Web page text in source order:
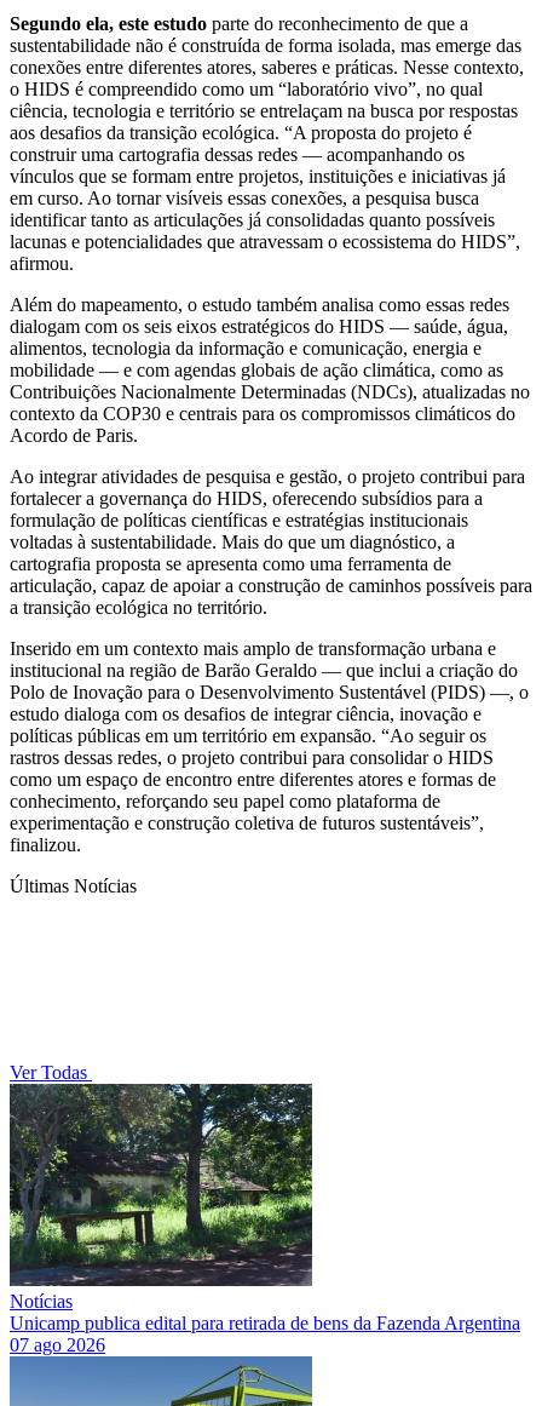
Segundo ela, este estudo parte do reconhecimento de que a
sustentabilidade não é construída de forma isolada, mas emerge das
conexões entre diferentes atores, saberes e práticas. Nesse contexto,
o HIDS é compreendido como um “laboratório vivo”, no qual
ciência, tecnologia e território se entrelaçam na busca por respostas
aos desafios da transição ecológica. “A proposta do projeto é
construir uma cartografia dessas redes — acompanhando os
vínculos que se formam entre projetos, instituições e iniciativas já
em curso. Ao tornar visíveis essas conexões, a pesquisa busca
identificar tanto as articulações já consolidadas quanto possíveis
lacunas e potencialidades que atravessam o ecossistema do HIDS”,
afirmou.
Além do mapeamento, o estudo também analisa como essas redes
dialogam com os seis eixos estratégicos do HIDS — saúde, água,
alimentos, tecnologia da informação e comunicação, energia e
mobilidade — e com agendas globais de ação climática, como as
Contribuições Nacionalmente Determinadas (NDCs), atualizadas no
contexto da COP30 e centrais para os compromissos climáticos do
Acordo de Paris.
Ao integrar atividades de pesquisa e gestão, o projeto contribui para
fortalecer a governança do HIDS, oferecendo subsídios para a
formulação de políticas científicas e estratégias institucionais
voltadas à sustentabilidade. Mais do que um diagnóstico, a
cartografia proposta se apresenta como uma ferramenta de
articulação, capaz de apoiar a construção de caminhos possíveis para
a transição ecológica no território.
Inserido em um contexto mais amplo de transformação urbana e
institucional na região de Barão Geraldo — que inclui a criação do
Polo de Inovação para o Desenvolvimento Sustentável (PIDS) —, o
estudo dialoga com os desafios de integrar ciência, inovação e
políticas públicas em um território em expansão. “Ao seguir os
rastros dessas redes, o projeto contribui para consolidar o HIDS
como um espaço de encontro entre diferentes atores e formas de
conhecimento, reforçando seu papel como plataforma de
experimentação e construção coletiva de futuros sustentáveis”,
finalizou.
Últimas Notícias
Ver Todas
Notícias
Unicamp publica edital para retirada de bens da Fazenda Argentina
07 ago 2026